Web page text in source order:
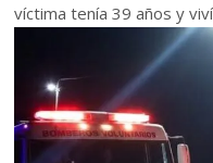
víctima tenía 39 años y